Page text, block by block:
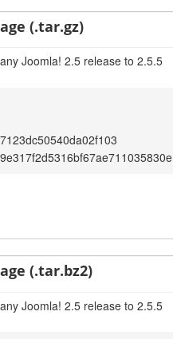
(.tar.gz)
Joomla! 2.5 release to 2.5.5
(.tar.bz2)
Joomla! 2.5 release to 2.5.5